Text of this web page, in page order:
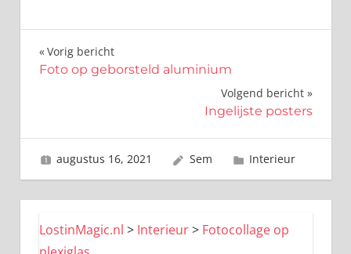
Bericht
Vorig bericht
Foto op geborsteld aluminium
Volgend bericht
Ingelijste posters
augustus 16, 2021 Sem Interieur
LostinMagic.nl > Interieur> Fotocollage op